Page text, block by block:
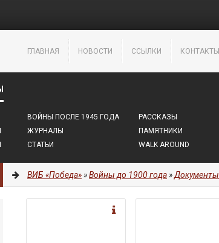
ГЛАВНАЯ НОВОСТИ ССЫЛКИ КОНТАКТЫ
ВОЙНЫ ПОСЛЕ 1945 ГОДА
ЖУРНАЛЫ
СТАТЬИ
РАССКАЗЫ
ПАМЯТНИКИ
WALK AROUND
ВИБ «Победа»»Войны до 1900 года»Документы